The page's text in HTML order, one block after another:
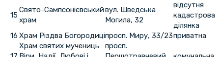
15
Свято-Сампсонієвський
храм
вул. Шведська
Могила, 32
відсутня
кадастрова
ділянка
16 Храм Різдва Богородиціпросп. Миру, 33/23приватна
Храм святих мучениць
просп.